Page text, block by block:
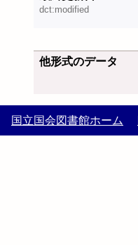
dct:modified
他形式のデータ
国立国会図書館ホーム